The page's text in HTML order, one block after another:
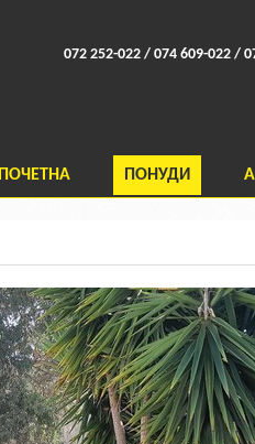
072 252-022 / 074 609-022 /
ПОЧЕТНА ПОНУДИ